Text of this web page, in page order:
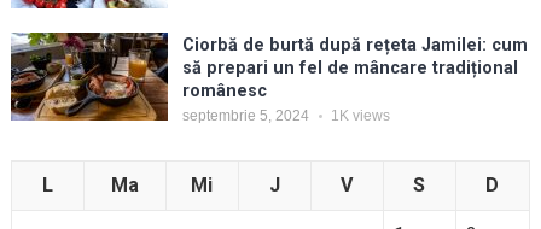
Ciorbă de burtă după rețeta Jamilei: cum
să prepari un fel de mâncare tradițional
românesc
septembrie 5, 2024 1Kviews
L Ma Mi J V S D